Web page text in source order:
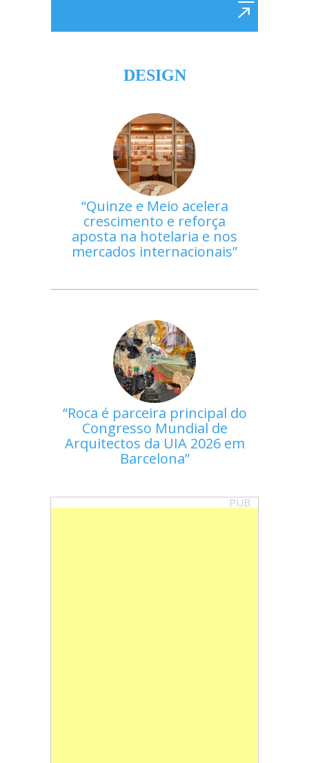
DESIGN
Quinze e Meio acelera
crescimento e reforça
aposta na hotelaria e nos
mercados internacionais
Roca é parceira principal do
Congresso Mundial de
Arquitectos da UIA 2026 em
Barcelona
PUB